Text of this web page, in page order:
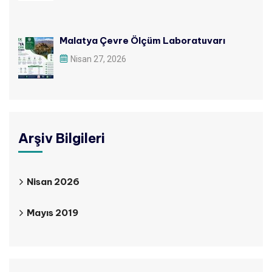
Malatya Çevre Ölçüm Laboratuvarı
Nisan 27, 2026
Arşiv Bilgileri
Nisan 2026
Mayıs 2019